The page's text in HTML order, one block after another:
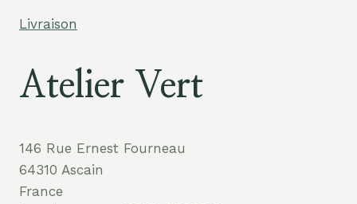
Livraison
Atelier Vert
146 Rue Ernest Fourneau
64310 Ascain
France